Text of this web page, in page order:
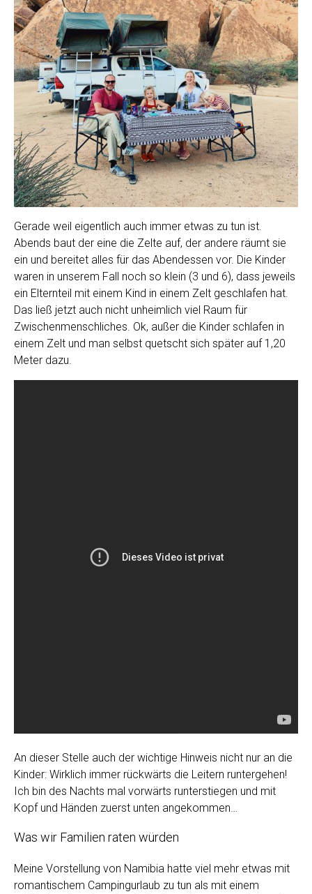
Gerade weil eigentlich auch immer etwas zu tun ist.
Abends baut der eine die Zelte auf, der andere räumt sie
ein und bereitet alles für das Abendessen vor. Die Kinder
waren in unserem Fall noch so klein (3 und 6), dass jeweils
ein Elternteil mit einem Kind in einem Zelt geschlafen hat.
Das ließ jetzt auch nicht unheimlich viel Raum für
Zwischenmenschliches. Ok, außer die Kinder schlafen in
einem Zelt und man selbst quetscht sich später auf 1,20
Meter dazu.
An dieser Stelle auch der wichtige Hinweis nicht nur an die
Kinder: Wirklich immer rückwärts die Leitern runtergehen!
Ich bin des Nachts mal vorwärts runterstiegen und mit
Kopf und Händen zuerst unten angekommen…
Was wir Familien raten würden
Meine Vorstellung von Namibia hatte viel mehr etwas mit
romantischem Campingurlaub zu tun als mit einem